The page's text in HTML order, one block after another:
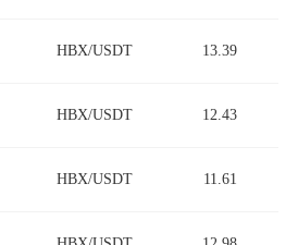
HBX/USDT 13.39
HBX/USDT 12.43
HBX/USDT 11.61